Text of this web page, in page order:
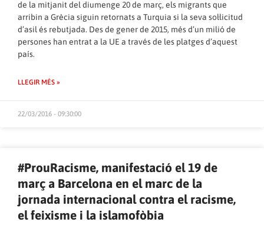
de la mitjanit del diumenge 20 de març, els migrants que
arribin a Grècia siguin retornats a Turquia si la seva sol·licitud
d’asil és rebutjada. Des de gener de 2015, més d’un milió de
persones han entrat a la UE a través de les platges d’aquest
país.
LLEGIR MÉS »
22/03/2016 - 09:30:00
#ProuRacisme, manifestació el 19 de
març a Barcelona en el marc de la
jornada internacional contra el racisme,
el feixisme i la islamofòbia